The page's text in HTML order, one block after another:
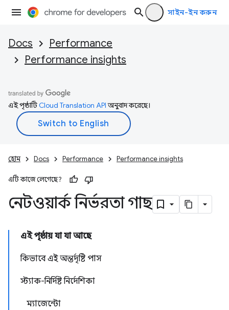
সাইন-ইন করুন
Docs
Performance
Performance insights
এই পৃষ্ঠাটিCloud Translation APIঅনুবাদ করেছে।
হোম Docs Performance Performance insights
এটি কাজে লেগেছে?
নেটওয়ার্ক নির্ভরতা গাছ
এই পৃষ্ঠায় যা যা আছে
কিভাবে এই অন্তর্দৃষ্টি পাস
স্ট্যাক-নির্দিষ্ট নির্দেশিকা
ম্যাজেন্টো